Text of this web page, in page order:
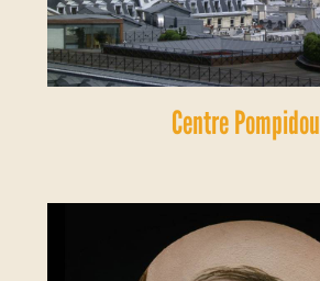
Centre Pompidou